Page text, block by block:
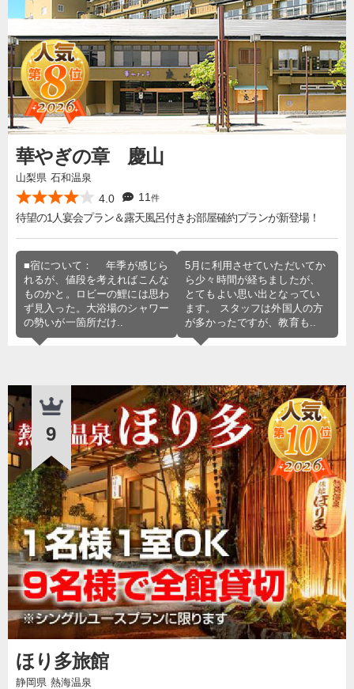
華やぎの章 慶山
山梨県 石和温泉
4.0 11 件
待望の1人宴会プラン＆露天風呂付きお部屋確約プランが新登場！
■宿について： 年季が感じら
れるが、値段を考えればこんな
ものかと。ロビーの鯉には思わ
ず見入った。大浴場のシャワー
の勢いが一箇所だけ..
5月に利用させていただいてか
ら少々時間が経ちましたが、
とてもよい思い出となってい
ます。 スタッフは外国人の方
が多かったですが、教育も..
9
ほり多旅館
静岡県 熱海温泉